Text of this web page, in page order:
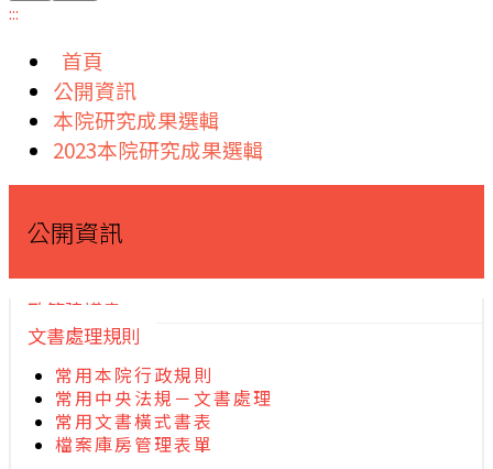
:::
首頁
公開資訊
本院研究成果選輯
2023本院研究成果選輯
公開資訊
政策建議書
文書處理規則
常用本院行政規則
常用中央法規－文書處理
常用文書橫式書表
檔案庫房管理表單